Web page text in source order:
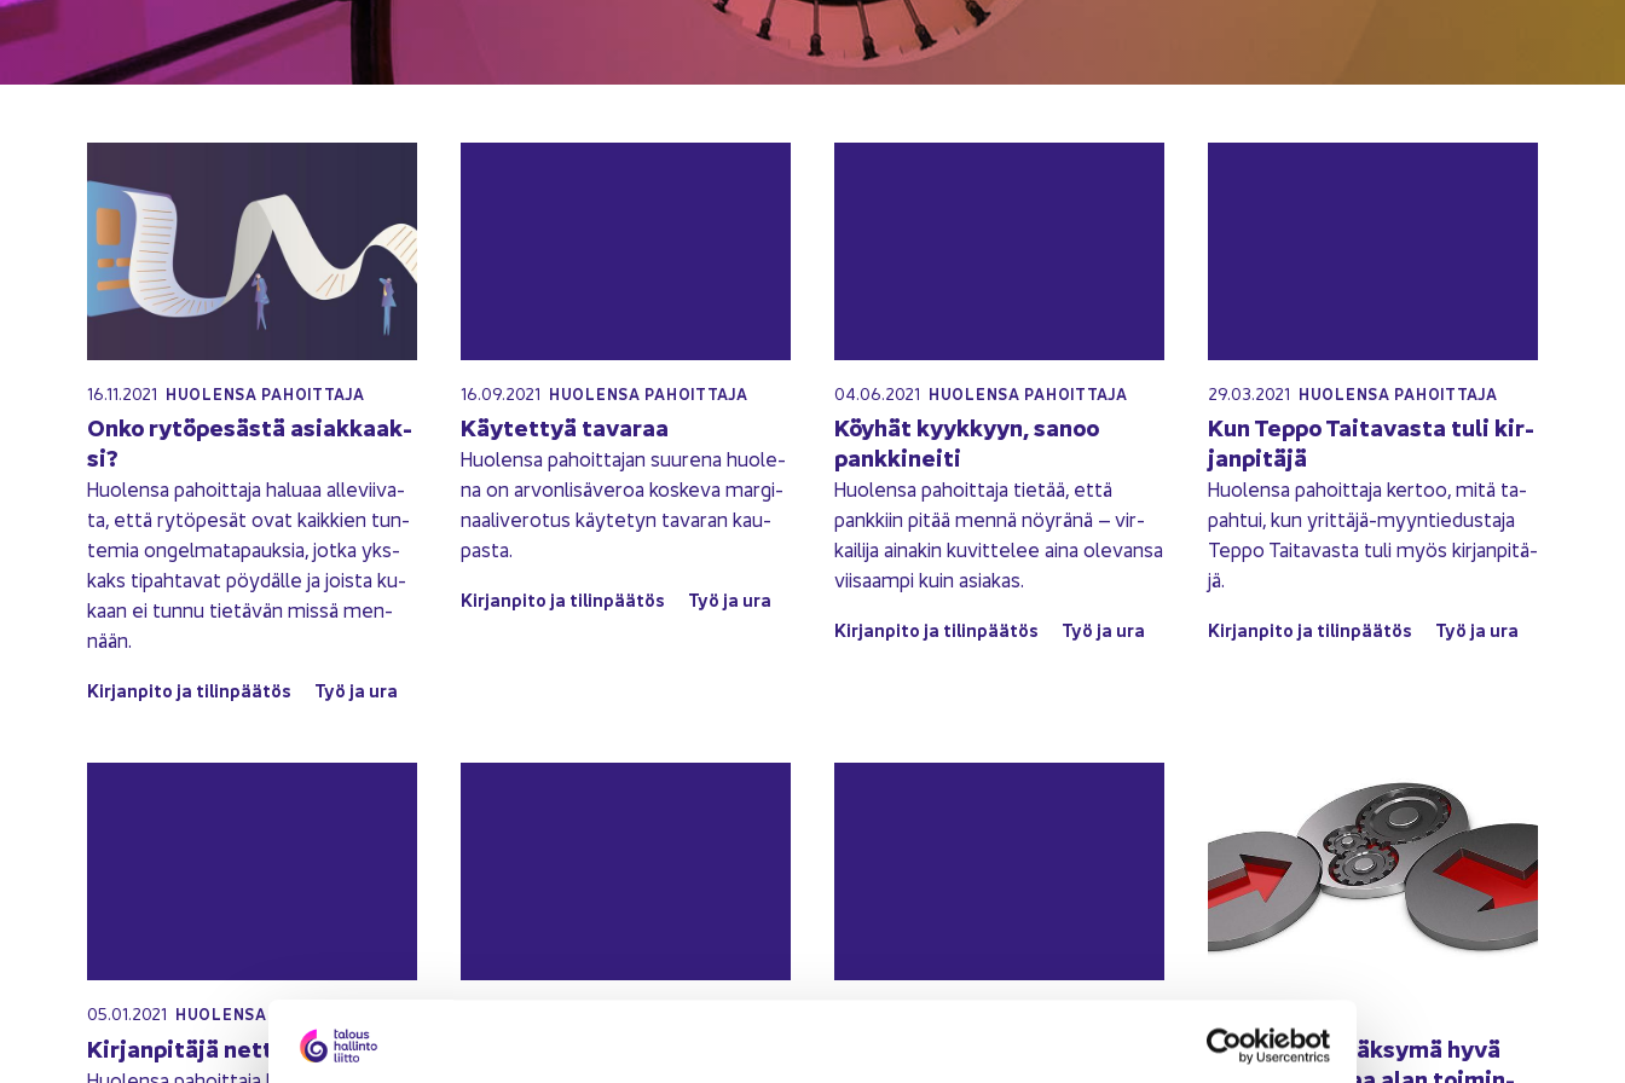
16.11.2021 HUO­LEN­SA PA­HOIT­TA­JA
Onko ry­tö­pe­säs­tä asiak­kaak­
si?
Huo­len­sa pa­hoit­ta­ja ha­lu­aa al­le­vii­va­
ta, että ry­tö­pe­sät ovat kaik­kien tun­
te­mia on­gel­ma­ta­pauk­sia, jotka yks­
kaks ti­pah­ta­vat pöy­däl­le ja jois­ta ku­
kaan ei tunnu tie­tä­vän missä men­
nään.
Kir­jan­pi­to ja ti­lin­pää­tös Työ ja ura
16.09.2021 HUO­LEN­SA PA­HOIT­TA­JA
Käy­tet­tyä ta­va­raa
Huo­len­sa pa­hoit­ta­jan suu­re­na huo­le­
na on ar­von­li­sä­ve­roa kos­ke­va mar­gi­
naa­li­ve­ro­tus käy­te­tyn ta­va­ran kau­
pas­ta.
Kir­jan­pi­to ja ti­lin­pää­tös Työ ja ura
04.06.2021 HUO­LEN­SA PA­HOIT­TA­JA
Köy­hät kyyk­kyyn, sanoo
pank­ki­nei­ti
Huo­len­sa pa­hoit­ta­ja tie­tää, että
pank­kiin pitää mennä nöy­rä­nä – vir­
kai­li­ja ai­na­kin ku­vit­te­lee aina ole­van­sa
vii­saam­pi kuin asia­kas.
Kir­jan­pi­to ja ti­lin­pää­tös Työ ja ura
29.03.2021 HUO­LEN­SA PA­HOIT­TA­JA
Kun Teppo Tai­ta­vas­ta tuli kir­
jan­pi­tä­jä
Huo­len­sa pa­hoit­ta­ja ker­too, mitä ta­
pah­tui, kun yrittäjä-​myyntiedustaja
Teppo Tai­ta­vas­ta tuli myös kir­jan­pi­tä­
jä.
Kir­jan­pi­to ja ti­lin­pää­tös Työ ja ura
05.01.2021 HUO­LEN­SA PA­HOIT­TA­JA
Kir­jan­pi­tä­jä net­ti­kou­ke­rois­sa
Jä­sen­ten hy­väk­sy­mä hyvä